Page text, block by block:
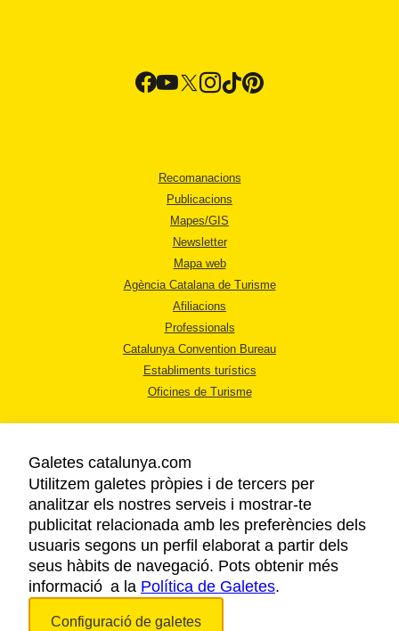
Recomanacions
Publicacions
Mapes/GIS
Newsletter
Mapa web
Agència Catalana de Turisme
Afiliacions
Professionals
Catalunya Convention Bureau
Establiments turístics
Oficines de Turisme
AVÍS LEGAL
POLÍTICA DE PRIVACITAT
COOKIES
ACCESSIBILITAT
Galetes catalunya.com
Utilitzem galetes pròpies i de tercers per
analitzar els nostres serveis i mostrar-te
publicitat relacionada amb les preferències dels
usuaris segons un perfil elaborat a partir dels
seus hàbits de navegació. Pots obtenir més
informació a la Política de Galetes.
Configuració de galetes